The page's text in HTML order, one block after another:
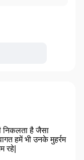
निकलता है जैसा
हमें भी उनके मुहर्रम
रहे|